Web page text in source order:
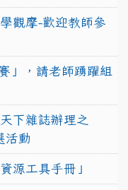
觀摩-歡迎教師參
」，請老師踴躍組
下雜誌辦理之
活動
源工具手冊」